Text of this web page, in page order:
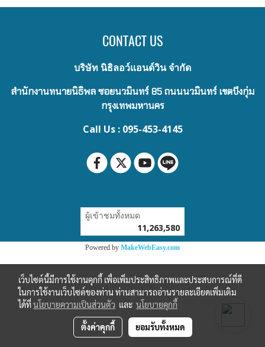
CONTACT US
บริษัท นิธิลอว์แอนด์วิน จำกัด
สำนักงานทนายนิธิพล ซอยนวมินทร์ 85 ถนนนวมินทร์ เขตบึงกุ่ม
กรุงเทพมหานคร
Call Us : 095-453-4145
ผู้เข้าชมทั้งหมด
11,263,580
Powered by MakeWebEasy.com
เว็บไซต์นี้มีการใช้งานคุกกี้ เพื่อเพิ่มประสิทธิภาพและประสบการณ์ที่ดี
ในการใช้งานเว็บไซต์ของท่าน ท่านสามารถอ่านรายละเอียดเพิ่มเติม
ได้ที่นโยบายความเป็นส่วนตัว และ นโยบายคุกกี้
ตั้งค่าคุกกี้ ยอมรับทั้งหมด